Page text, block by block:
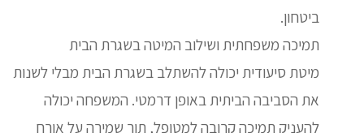
ביטחון.
תמיכה משפחתית ושילוב המיטה בשגרת הבית
מיטת סיעודית יכולה להשתלב בשגרת הבית מבלי לשנות
את הסביבה הביתית באופן דרמטי. המשפחה יכולה
להעניק תמיכה קרובה למטופל, תוך שמירה על אורח